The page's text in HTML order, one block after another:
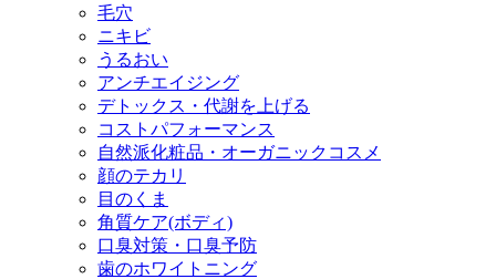
毛穴
ニキビ
うるおい
アンチエイジング
デトックス・代謝を上げる
コストパフォーマンス
自然派化粧品・オーガニックコスメ
顔のテカリ
目のくま
角質ケア(ボディ)
口臭対策・口臭予防
歯のホワイトニング